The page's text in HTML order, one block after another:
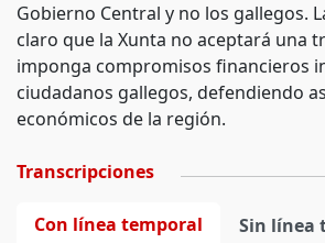
Gobierno Central y no los gallegos.
claro que la Xunta no aceptará una
imponga compromisos financieros
ciudadanos gallegos, defendiendo
económicos de la región.
Transcripciones
Con línea temporal Sin línea